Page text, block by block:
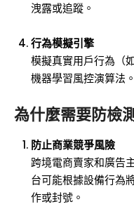
洩露或追蹤。
行為模擬引擎
模擬真實用戶行為（
機器學習風控演算法。
為什麼需要防檢
防止商業競爭風險
跨境電商賣家和廣告
台可能根據設備行為
作或封號。